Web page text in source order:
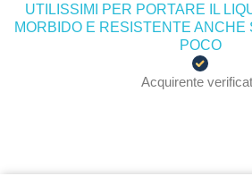
UTILISSIMI PER PORTARE IL
MORBIDO E RESISTENTE ANCHE
POCO
Acquirente